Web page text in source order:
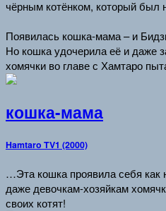
чёрным котёнком, который был
Появилась кошка-мама – и
Но кошка удочерила её и даже
хомячки во главе с Хамтаро
кошка-мама
Hamtaro TV1 (2000)
…Эта кошка проявила себя как
даже девочкам-хозяйкам
своих котят!